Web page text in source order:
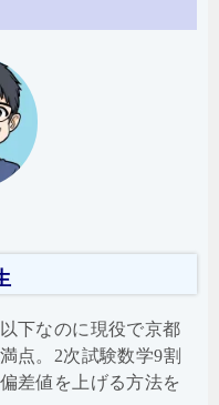
下なのに現役で京都
点。2次試験数学9割
差値を上げる方法を